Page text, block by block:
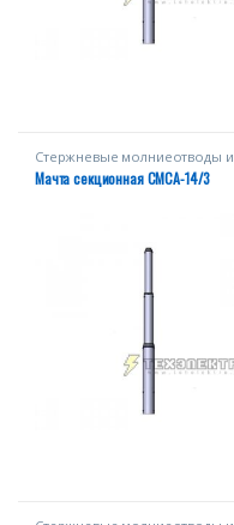
Стержневые молниеотводы и
мачты
Мачта секционная СМСА-14/3